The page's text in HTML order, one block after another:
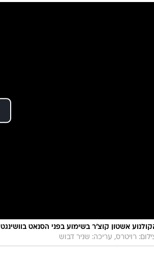
אשטון קוצ'ר בשימוע בפני הסנאט
רויטרס, עריכה: שניר דבוש